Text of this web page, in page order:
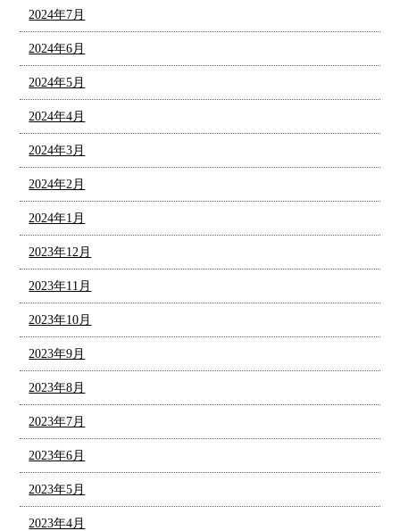
2024年7月
2024年6月
2024年5月
2024年4月
2024年3月
2024年2月
2024年1月
2023年12月
2023年11月
2023年10月
2023年9月
2023年8月
2023年7月
2023年6月
2023年5月
2023年4月